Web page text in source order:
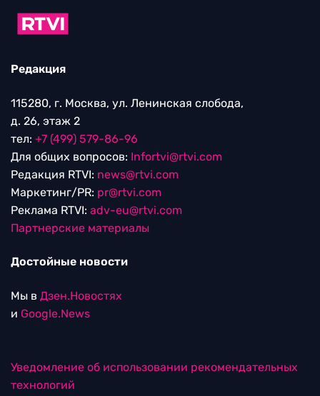
Редакция
115280, г. Москва, ул. Ленинская слобода,
д. 26, этаж 2
тел: +7 (499) 579-86-96
Для общих вопросов: Infortvi@rtvi.com
Редакция RTVI: news@rtvi.com
Маркетинг/PR: pr@rtvi.com
Реклама RTVI: adv-eu@rtvi.com
Партнерские материалы
Достойные новости
Мы в Дзен.Новостях
и Google.News
Уведомление об использовании рекомендательных
технологий